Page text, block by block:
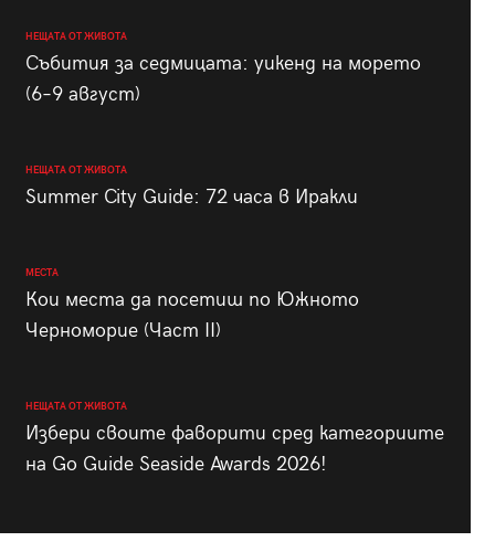
НЕЩАТА ОТ ЖИВОТА
Събития за седмицата: уикенд на морето
(6–9 август)
НЕЩАТА ОТ ЖИВОТА
Summer City Guide: 72 часа в Иракли
МЕСТА
Кои места да посетиш по Южното
Черноморие (Част II)
НЕЩАТА ОТ ЖИВОТА
Избери своите фаворити сред категориите
на Go Guide Seaside Awards 2026!